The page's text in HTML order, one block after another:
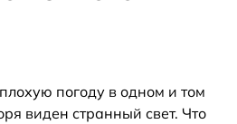
погоду в одном и том
виден странный свет. Что